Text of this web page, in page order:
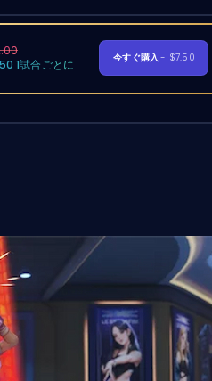
1試合ごとに
今すぐ購入- $7.50